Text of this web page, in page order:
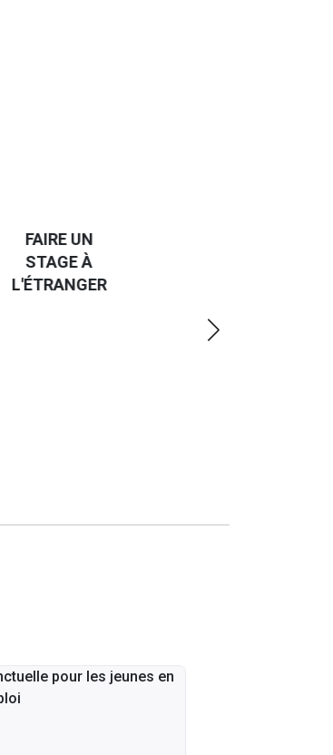
TROUVER
UN JOB À
L'ÉTRANGER